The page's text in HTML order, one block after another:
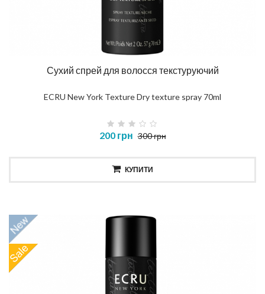
Сухий спрей для волосся текстуруючий
ECRU New York Texture Dry texture spray 70ml
200 грн 300 грн
КУПИТИ